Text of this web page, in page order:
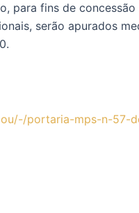
para fins de
serão apurados
portaria-mps-n-57-